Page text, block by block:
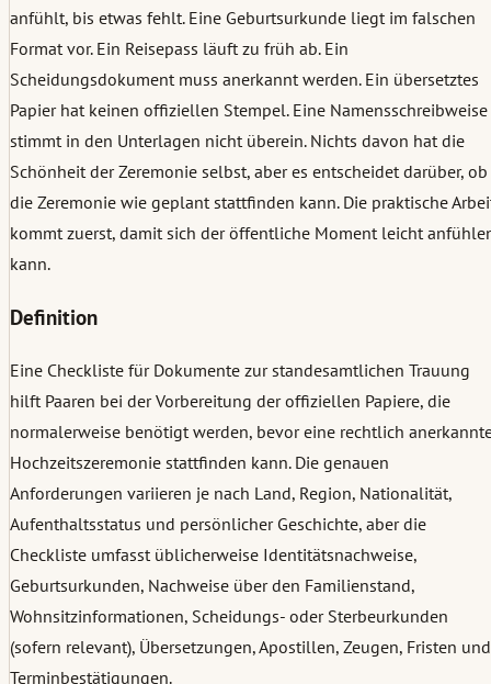
anfühlt, bis etwas fehlt. Eine Geburtsurkunde liegt im falschen
Format vor. Ein Reisepass läuft zu früh ab. Ein
Scheidungsdokument muss anerkannt werden. Ein übersetztes
Papier hat keinen offiziellen Stempel. Eine Namensschreibweise
stimmt in den Unterlagen nicht überein. Nichts davon hat die
Schönheit der Zeremonie selbst, aber es entscheidet darüber, ob
die Zeremonie wie geplant stattfinden kann. Die praktische
kommt zuerst, damit sich der öffentliche Moment leicht
kann.
Definition
Eine Checkliste für Dokumente zur standesamtlichen Trauung
hilft Paaren bei der Vorbereitung der offiziellen Papiere, die
normalerweise benötigt werden, bevor eine rechtlich
Hochzeitszeremonie stattfinden kann. Die genauen
Anforderungen variieren je nach Land, Region, Nationalität,
Aufenthaltsstatus und persönlicher Geschichte, aber die
Checkliste umfasst üblicherweise Identitätsnachweise,
Geburtsurkunden, Nachweise über den Familienstand,
Wohnsitzinformationen, Scheidungs- oder Sterbeurkunden
(sofern relevant), Übersetzungen, Apostillen, Zeugen, Fristen und
Terminbestätigungen.